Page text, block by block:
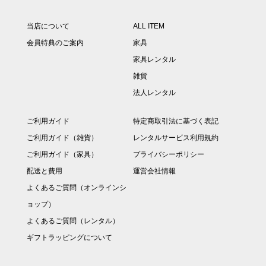
当店について
会員特典のご案内
ALL ITEM
家具
家具レンタル
雑貨
法人レンタル
ご利用ガイド
ご利用ガイド（雑貨）
ご利用ガイド（家具）
配送と費用
よくあるご質問（オンラインシ
ョップ）
よくあるご質問（レンタル）
ギフトラッピングについて
特定商取引法に基づく表記
レンタルサービス利用規約
プライバシーポリシー
運営会社情報